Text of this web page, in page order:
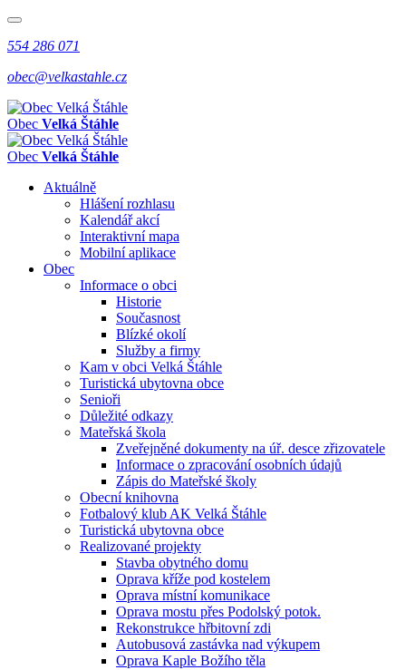
554 286 071
obec@velkastahle.cz
Obec Velká Štáhle
Obec Velká Štáhle
Aktuálně
Hlášení rozhlasu
Kalendář akcí
Interaktivní mapa
Mobilní aplikace
Obec
Informace o obci
Historie
Současnost
Blízké okolí
Služby a firmy
Kam v obci Velká Štáhle
Turistická ubytovna obce
Senioři
Důležité odkazy
Mateřská škola
Zveřejněné dokumenty na úř. desce zřizovatele
Informace o zpracování osobních údajů
Zápis do Mateřské školy
Obecní knihovna
Fotbalový klub AK Velká Štáhle
Turistická ubytovna obce
Realizované projekty
Stavba obytného domu
Oprava kříže pod kostelem
Oprava místní komunikace
Oprava mostu přes Podolský potok.
Rekonstrukce hřbitovní zdi
Autobusová zastávka nad výkupem
Oprava Kaple Božího těla